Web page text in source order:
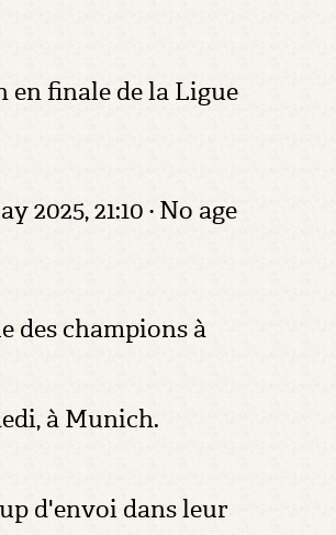
en finale de la Ligue
21:10 · No age
des champions à
à Munich.
d'envoi dans leur